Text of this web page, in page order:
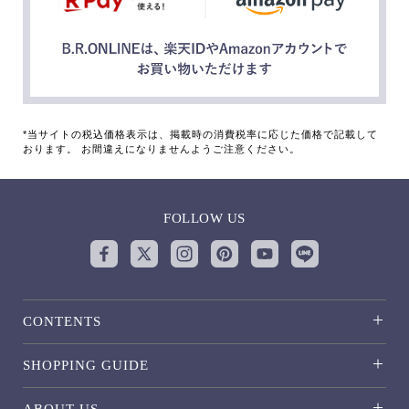
*当サイトの税込価格表示は、掲載時の消費税率に応じた価格で記載して
おります。 お間違えになりませんようご注意ください。
FOLLOW US
CONTENTS
SHOPPING GUIDE